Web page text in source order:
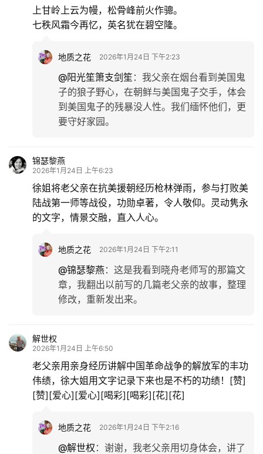
上甘岭上云为幔，松骨峰前火作骢。
七秩风霜今再忆，英名犹在碧空隆。
地质之花 2026年1月24日 下午2:23
@阳光笙箫支剑笙 ： 我父亲在烟台看到美国鬼
子的狼子野心，在朝鲜与美国鬼子交手，体会
到美国鬼子的残暴没人性。我们缅怀他们，更
要守好家园。
锦瑟黎燕
2026年1月24日 上午6:23
徐姐将老父亲在抗美援朝经历枪林弹雨，参与打败美
陆战第一师等战役，功勋卓著，令人敬仰。灵动隽永
的文字，情景交融，直入人心。
地质之花 2026年1月24日 下午2:11
@锦瑟黎燕： 这是我看到晓舟老师写的那篇文
章，我翻出以前写的几篇老父亲的故事，整理
修改，重新发出来。
解世权
2026年1月24日 上午6:50
老父亲用亲身经历讲解中国革命战争的解放军的丰功
伟绩，徐大姐用文字记录下来也是不朽的功绩！[赞]
[赞][爱心][爱心][喝彩][喝彩][花][花]
地质之花 2026年1月24日 下午2:16
@解世权 ： 谢谢，我老父亲用切身体会，讲了